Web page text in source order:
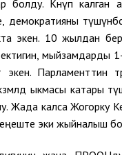
болду. Көнүп
демократияны
экен. 10
мыйзамдарды
экен.
ыкмасы
Жада калса
эки жыйналыш